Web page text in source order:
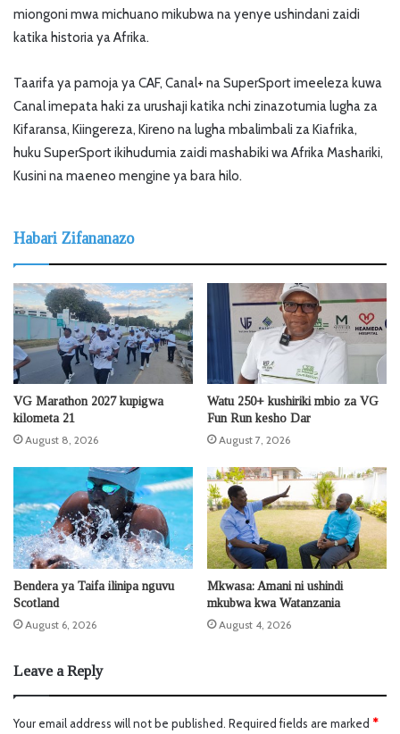
miongoni mwa michuano mikubwa na yenye ushindani zaidi
katika historia ya Afrika.
Taarifa ya pamoja ya CAF, Canal+ na SuperSport imeeleza kuwa
Canal imepata haki za urushaji katika nchi zinazotumia lugha za
Kifaransa, Kiingereza, Kireno na lugha mbalimbali za Kiafrika,
huku SuperSport ikihudumia zaidi mashabiki wa Afrika Mashariki,
Kusini na maeneo mengine ya bara hilo.
Habari Zifananazo
VG Marathon 2027 kupigwa
kilometa 21
August 8, 2026
Watu 250+ kushiriki mbio za VG
Fun Run kesho Dar
August 7, 2026
Bendera ya Taifa ilinipa nguvu
Scotland
August 6, 2026
Mkwasa: Amani ni ushindi
mkubwa kwa Watanzania
August 4, 2026
Leave a Reply
Your email address will not be published. Required fields are marked *